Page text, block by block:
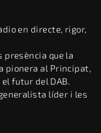
en directe, rigor,
presència que la
pionera al Principat,
futur del DAB.
líder i les